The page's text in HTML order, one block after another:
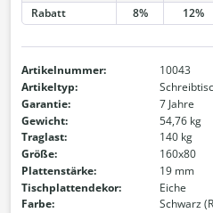
Rabatt
8% 12%
Artikelnummer:
10043
Artikeltyp:
Garantie:
7 Jahre
Gewicht:
54,76 kg
Traglast:
140 kg
Größe:
160x80
Plattenstärke:
19 mm
Tischplattendekor:
Eiche
Farbe:
Schwarz